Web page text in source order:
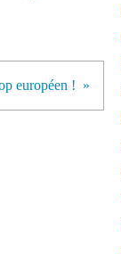
européen !